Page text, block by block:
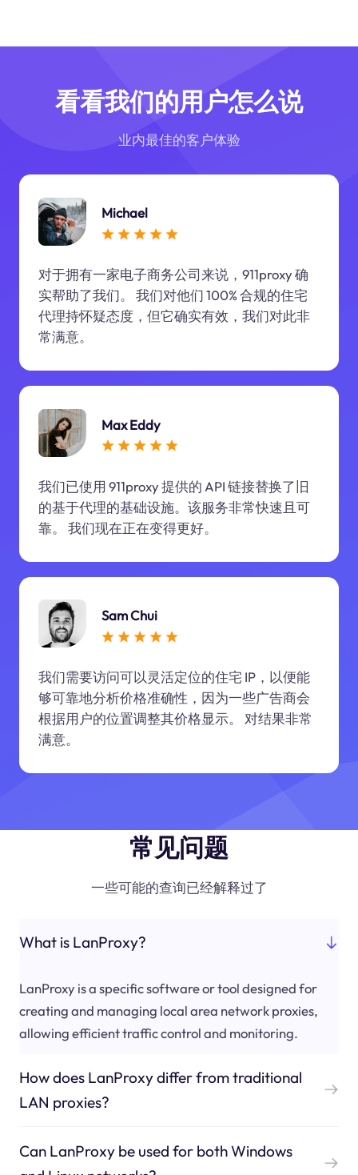
看看我们的用户怎么说
业内最佳的客户体验
Michael
对于拥有一家电子商务公司来说，911proxy 确
实帮助了我们。 我们对他们 100% 合规的住宅
代理持怀疑态度，但它确实有效，我们对此非
常满意。
Max Eddy
我们已使用 911proxy 提供的 API 链接替换了旧
的基于代理的基础设施。该服务非常快速且可
靠。 我们现在正在变得更好。
Sam Chui
我们需要访问可以灵活定位的住宅 IP，以便能
够可靠地分析价格准确性，因为一些广告商会
根据用户的位置调整其价格显示。 对结果非常
满意。
常见问题
一些可能的查询已经解释过了
What is LanProxy?
LanProxy is a specific software or tool designed for
creating and managing local area network proxies,
allowing efficient traffic control and monitoring.
How does LanProxy differ from traditional
LAN proxies?
Can LanProxy be used for both Windows